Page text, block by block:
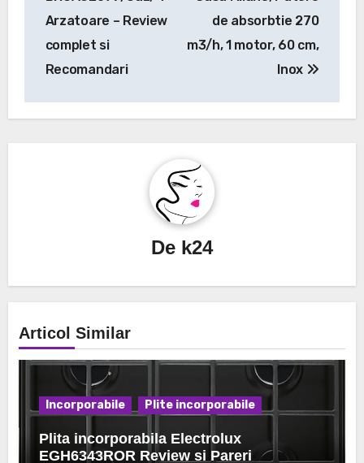
Arzatoare – Review
complet si
Recomandari
de absorbtie 270
m3/h, 1 motor, 60 cm,
Inox
De k24
Articol Similar
Incorporabile Plite incorporabile
Plita incorporabila Electrolux
EGH6343ROR Review si Pareri